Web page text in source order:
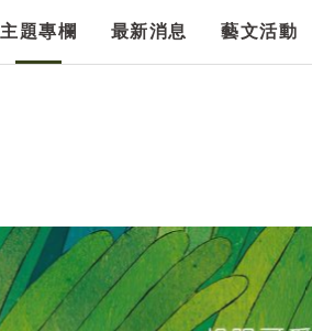
主題專欄 最新消息 藝文活動